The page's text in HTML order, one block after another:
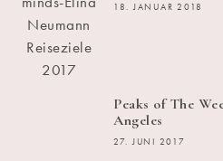
18. JANUAR 2018
Peaks of The
Angeles
27. JUNI 2017